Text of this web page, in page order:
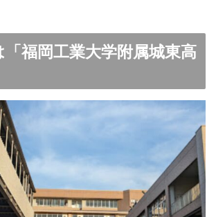
「福岡工業大学附属城東高